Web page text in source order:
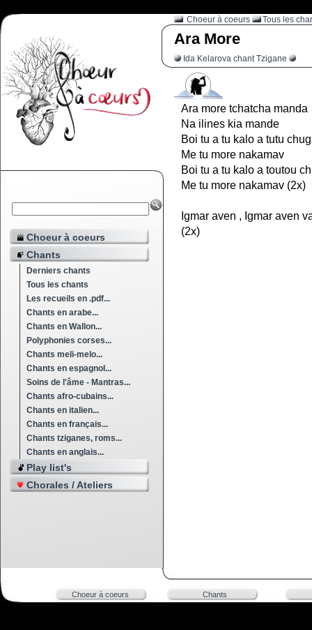
Choeur à coeurs
Chants
Derniers chants
Tous les chants
Les recueils en .pdf...
Chants en arabe...
Chants en Wallon...
Polyphonies corses...
Chants meli-melo...
Chants en espagnol...
Soins de l'âme - Mantras...
Chants afro-cubains...
Chants en italien...
Chants en français...
Chants tziganes, roms...
Chants en anglais...
Play list's
Chorales / Ateliers
Choeur à coeurs Tous les
Ara More
Ida Kelarova chant Tzigane
Ara more tchatcha manda
Na ilines kia mande
Boi tu a tu kalo a tutu
Me tu more nakamav
Boi tu a tu kalo a toutou
Me tu more nakamav (2x)
Igmar aven , Igmar aven
(2x)
Choeur à coeurs Chants